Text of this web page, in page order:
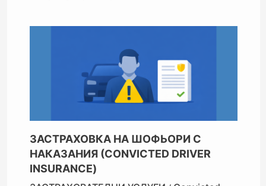
ЗАСТРАХОВКА НА ШОФЬОРИ С
НАКАЗАНИЯ (CONVICTED DRIVER
INSURANCE)